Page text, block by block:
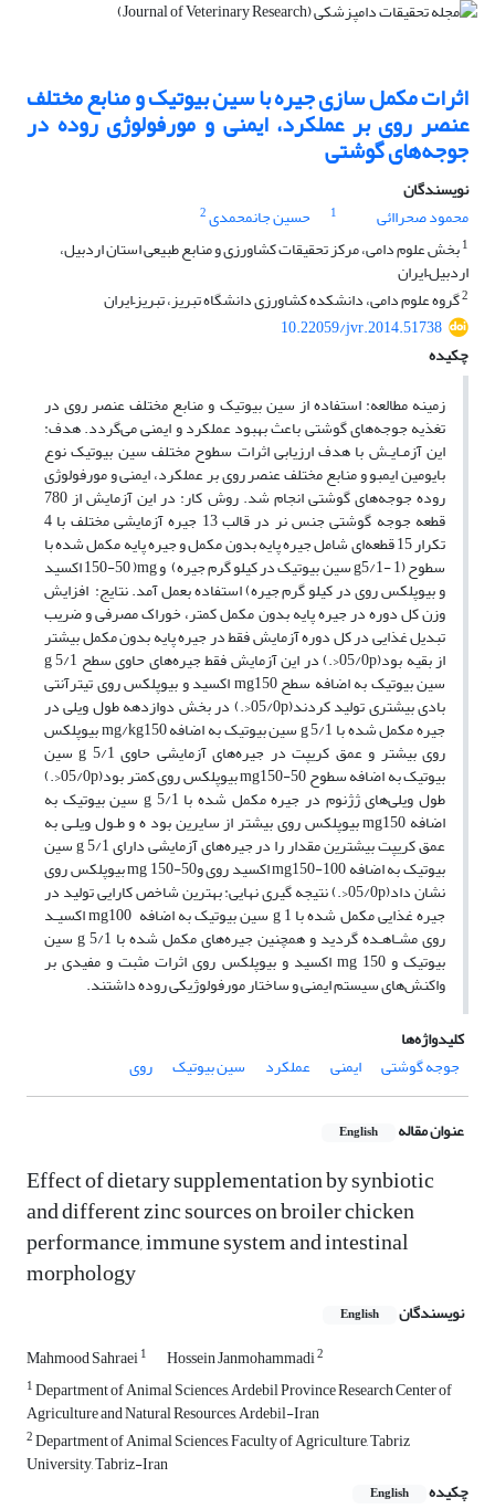
اثرات مکمل سازی جیره با سین بیوتیک و منابع مختلف
عنصر روی بر عملکرد، ایمنی و مورفولوژی روده در
جوجه‌های گوشتی
نویسندگان
محمود صحراائی
1 حسین جانمحمدی2
1بخش علوم دامی، مرکز تحقیقات کشاورزی و منابع طبیعی استان اردبیل،
اردبیل–ایران
2گروه علوم دامی، دانشکده کشاورزی دانشگاه تبریز، تبریز–ایران
10.22059/jvr.2014.51738
چکیده
زمینه مطالعه: استفاده از سین بیوتیک و منابع مختلف عنصر روی در
تغذیه جوجه‌های گوشتی باعث بهبود عملکرد و ایمنی می‌گردد. هدف:
این آزمـایـش با هدف ارزیابی اثرات سطوح مختلف سین بیوتیک نوع
بایومین ایمبو و منابع مختلف عنصر روی بر عملکرد، ایمنی و مورفولوژی
روده جوجه‌های گوشتی انجام شد. روش کار:‌ در این آزمایش از 780
قطعه جوجه گوشتی جنس نر در قالب 13 جیره آزمایشی مختلف با 4
تکرار 15 قطعه‌ای شامل جیره پایه بدون مکمل و جیره پایه مکمل شده با
سطوح (‌g‌5/1- 1 سین بیوتیک در کیلو گرم جیره) و mg( 150-50 اکسید
و بیوپلکس روی در کیلو گرم جیره) استفاده بعمل آمد. نتایج: افزایش
وزن کل دوره در جیره پایه بدون مکمل کمتر، خوراک مصرفی و ضریب
تبدیل غذایی در کل دوره آزمایش فقط در جیره پایه بدون مکمل بیشتر
از بقیه بود(05/0p<‌.) در این آزمایش فقط جیره‌های حاوی سطح‌ g‌ 5/1
سین بیوتیک به اضافه سطح ‌mg‌150 اکسید و بیوپلکس روی تیترآنتی
بادی بیشتری تولید کردند(05/0p<‌.) در بخش دوازدهه طول ویلی در
جیره مکمل شده با g‌ 5/1 سین بیوتیک به اضافه‌ mg/kg‌150 بیوپلکس
روی بیشتر و عمق کریپت در جیره‌های آزمایشی حاوی‌ g‌ 5/1 سین
بیوتیک به اضافه سطوح mg‌150-50 بیوپلکس روی کمتر بود(05/0p<‌.)
طول ویلی‌های ژژنوم در جیره مکمل شده با g‌ 5/1 سین بیوتیک به
اضافه mg‌150 بیوپلکس روی بیشتر از سایرین بود ه و طـول ویلـی به
عمق کریپت بیشترین مقدار را در جیره‌های آزمایشی دارای g‌ 5/1 سین
بیوتیک به اضافه mg‌150-100 اکسید روی و‌mg‌ 150-50 بیوپلکس روی
نشان داد(05/0p<‌.) نتیجه گیری نهایی:‌ ‌بهترین شاخص کارایی تولید در
جیره غذایی مکمل شده با‌ g‌ 1 سین بیوتیک به اضافه ‌ mg‌100 اکسیـد
روی مشـاهـده گردید و همچنین جیره‌های مکمل شده با g‌ 5/1 سین
بیوتیک و mg‌ 150 اکسید و بیوپلکس روی اثرات مثبت و مفیدی بر
واکنش‌های سیستم ایمنی و ساختار مورفولوژیکی روده داشتند. ‌
کلیدواژه‌ها
جوجه گوشتی
ایمنی عملکرد سین بیوتیک روی
عنوان مقاله English
Effect of dietary supplementation by synbiotic
and different zinc sources on broiler chicken
performance, immune system and intestinal
morphology
نویسندگان English
Mahmood Sahraei1 Hossein Janmohammadi2
1Department of Animal Sciences, Ardebil Province Research Center of
Agriculture and Natural Resources, Ardebil-Iran
2Department of Animal Sciences, Faculty of Agriculture, Tabriz
University, Tabriz-Iran
چکیده
English